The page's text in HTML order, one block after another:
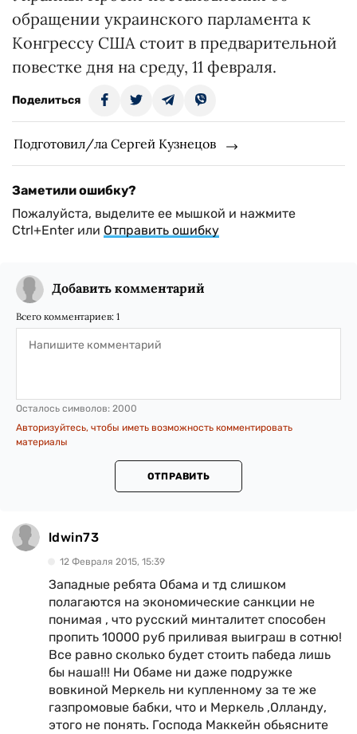
обращении украинского парламента к
Конгрессу США стоит в предварительной
повестке дня на среду, 11 февраля.
Поделиться
Подготовил/ла Сергей Кузнецов
Заметили ошибку?
Пожалуйста, выделите ее мышкой и нажмите
Ctrl+Enter или Отправить ошибку
Добавить комментарий
Всего комментариев: 1
Осталось символов: 2000
Авторизуйтесь, чтобы иметь возможность комментировать
материалы
ОТПРАВИТЬ
ldwin73
12 Февраля 2015, 15:39
Западные ребята Обама и тд слишком
полагаются на экономические санкции не
понимая , что русский минталитет способен
пропить 10000 руб приливая выиграш в сотню!
Все равно сколько будет стоить пабеда лишь
бы наша!!! Ни Обаме ни даже подружке
вовкиной Меркель ни купленному за те же
газпромовые бабки, что и Меркель ,Олланду,
этого не понять. Господа Маккейн обьясните